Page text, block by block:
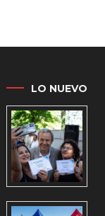
LO NUEVO